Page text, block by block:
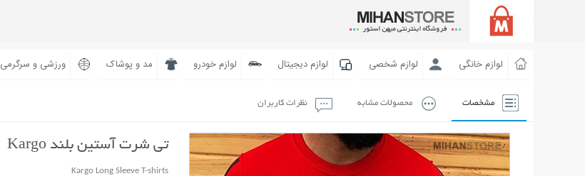
لوازم خانگی لوازم شخصی لوازم دیجیتال لوازم خودرو مد و پوشاک ورزشی و سرگرمی
مشخصات محصولات مشابه نظرات کاربران
تی شرت آستین بلند Kargo
Kargo Long Sleeve T-shirts